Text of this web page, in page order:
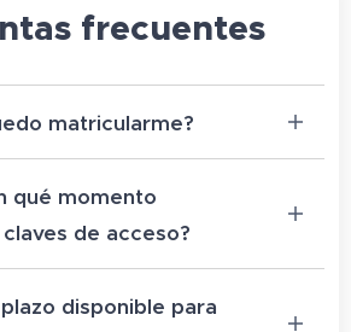
frecuentes
matricularme?
a la cesta"y completar
Una vez realizado
las claves de acceso al
así empezar con
qué momento
de acceso?
de acceso y el enlace
disponible para